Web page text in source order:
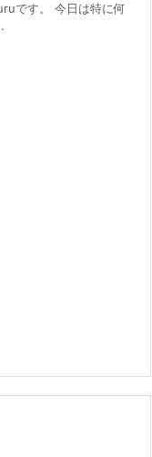
です。 今日は特に何